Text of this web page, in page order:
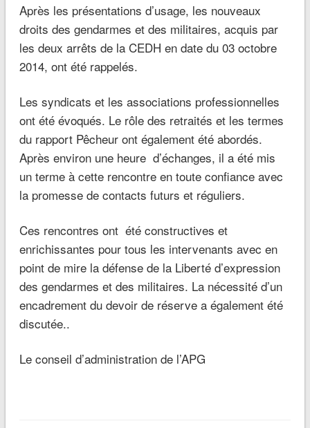
Après les présentations d’usage, les nouveaux
droits des gendarmes et des militaires, acquis par
les deux arrêts de la CEDH en date du 03 octobre
2014, ont été rappelés.
Les syndicats et les associations professionnelles
ont été évoqués. Le rôle des retraités et les termes
du rapport Pêcheur ont également été abordés.
Après environ une heure d’échanges, il a été mis
un terme à cette rencontre en toute confiance avec
la promesse de contacts futurs et réguliers.
Ces rencontres ont été constructives et
enrichissantes pour tous les intervenants avec en
point de mire la défense de la Liberté d’expression
des gendarmes et des militaires. La nécessité d’un
encadrement du devoir de réserve a également été
discutée..
Le conseil d’administration de l’APG